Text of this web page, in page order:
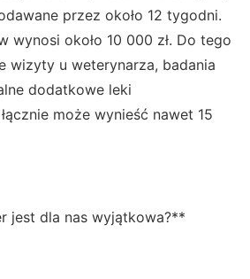
przez około 12 tygodni.
wynosi około 10 000 zł. Do tego
wizyty u weterynarza, badania
dodatkowe leki
może wynieść nawet 15
jest dla nas wyjątkowa?**